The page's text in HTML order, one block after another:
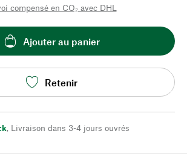
compensé en CO₂ avec DHL
Ajouter au panier
Retenir
, Livraison dans 3-4 jours ouvrés